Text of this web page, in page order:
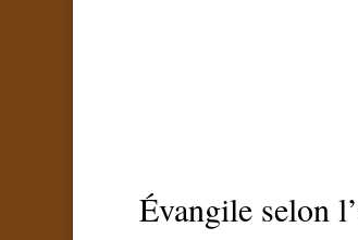
Évangile selon